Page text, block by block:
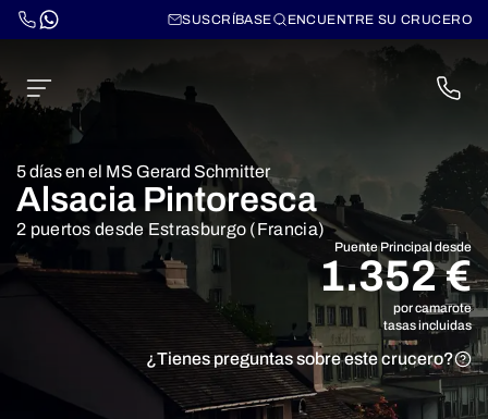
SUSCRÍBASE ENCUENTRE SU CRUCERO
5 días en el MS Gerard Schmitter
Alsacia Pintoresca
2 puertos desde Estrasburgo (Francia)
Puente Principal desde
1.352 €
por camarote
tasas incluidas
¿Tienes preguntas sobre este crucero?